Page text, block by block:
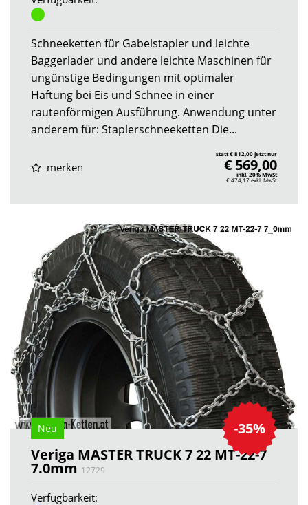
Schneeketten für Gabelstapler und leichte
Baggerlader und andere leichte Maschinen für
ungünstige Bedingungen mit optimaler
Haftung bei Eis und Schnee in einer
rautenförmigen Ausführung. Anwendung unter
anderem für: Staplerschneeketten Die...
merken
statt € 812,00 jetzt nur
€ 569,00
inkl. 20% MwSt
€ 474,17exkl. MwSt
-35%
Neu
Veriga MASTER TRUCK 7 22 MT-22-7
7.0mm 12729
Verfügbarkeit: